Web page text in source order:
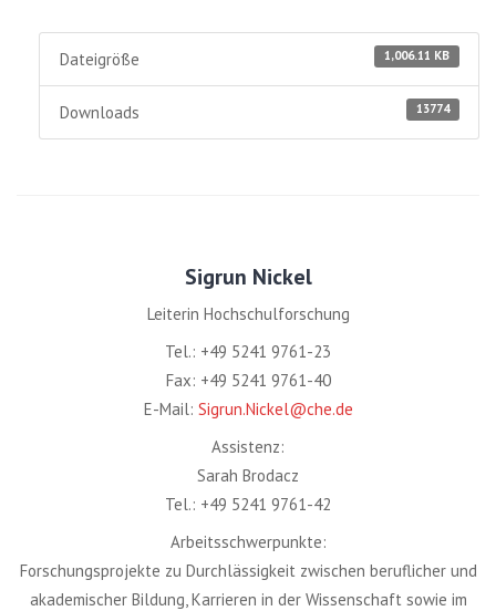
1,006.11 KB
Dateigröße
13774
Downloads
Sigrun Nickel
Leiterin Hochschulforschung
Tel.: +49 5241 9761-23
Fax: +49 5241 9761-40
E-Mail: Sigrun.Nickel@che.de
Assistenz:
Sarah Brodacz
Tel.: +49 5241 9761-42
Arbeitsschwerpunkte:
Forschungsprojekte zu Durchlässigkeit zwischen beruflicher und
akademischer Bildung, Karrieren in der Wissenschaft sowie im